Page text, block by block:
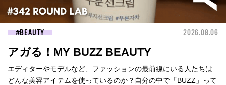
BEAUTY 2026.08.06
アガる！MY BUZZ BEAUTY
エディターやモデルなど、ファッションの最前線にいる人たちは
どんな美容アイテムを使っているのか？自分の中で「BUZZ」って